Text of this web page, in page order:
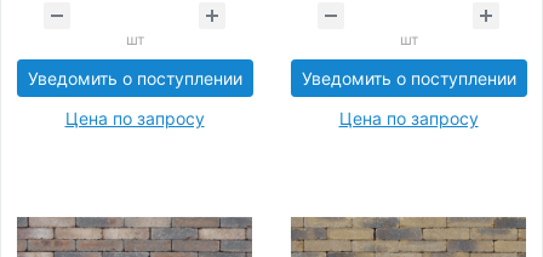
шт
Уведомить о поступлении
Цена по запросу
шт
Уведомить о поступлении
Цена по запросу